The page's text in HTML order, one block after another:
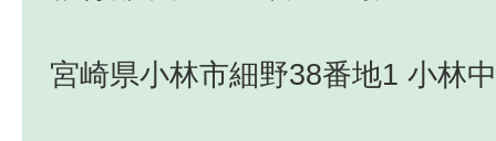
宮崎県小林市細野38番地1 小林